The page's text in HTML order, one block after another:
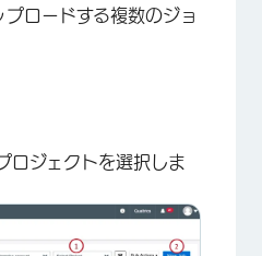
×
ロードする複数のジョ
ロジェクトを選択しま